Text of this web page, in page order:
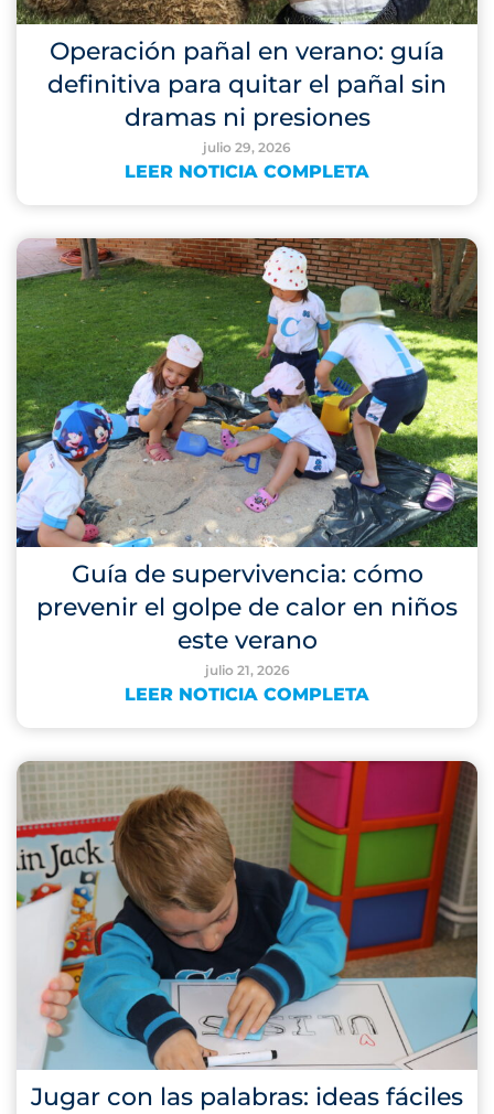
Operación pañal en verano: guía
definitiva para quitar el pañal sin
dramas ni presiones
julio 29, 2026
LEER NOTICIA COMPLETA
Guía de supervivencia: cómo
prevenir el golpe de calor en niños
este verano
julio 21, 2026
LEER NOTICIA COMPLETA
Jugar con las palabras: ideas fáciles